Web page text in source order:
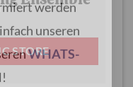
werden
unseren
WHATS-
STORE